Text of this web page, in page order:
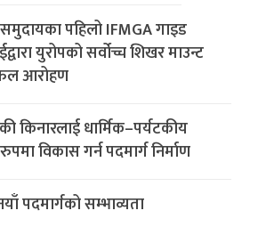
पहिलो IFMGA गाइड
युरोपको सर्वोच्च शिखर माउन्ट
आरोहण
किनारलाई धार्मिक–पर्यटकीय
विकास गर्न पदमार्ग निर्माण
पदमार्गको सम्भाव्यता